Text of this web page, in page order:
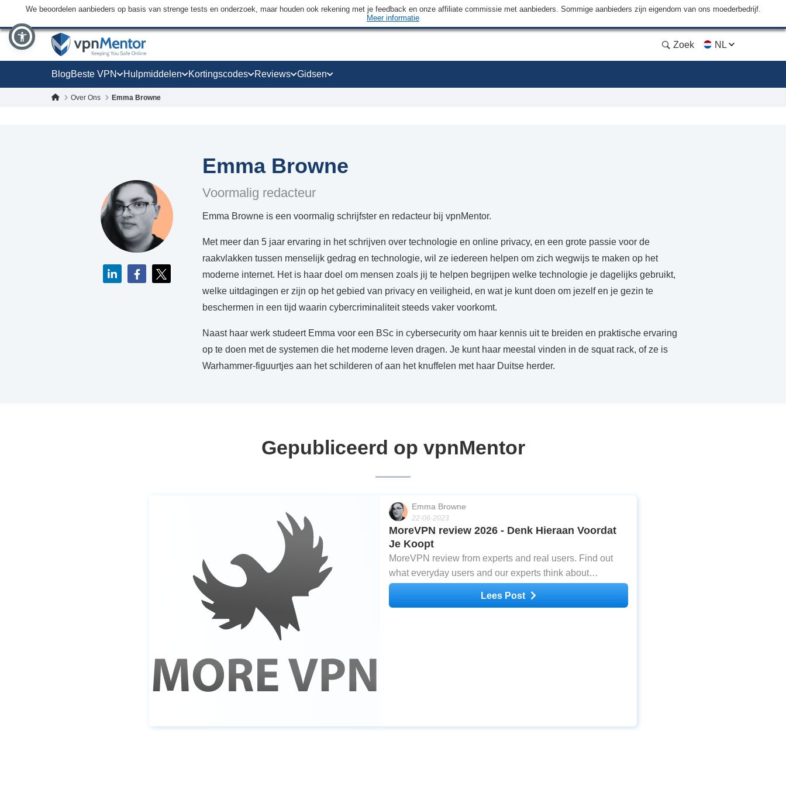
We beoordelen aanbieders op basis van strenge tests en onderzoek, maar houden ook rekening met je feedback en onze affiliate commissie met aanbieders. Sommige aanbieders zijn eigendom van ons moederbedrijf.
Meer informatie
Zoek NL
BlogBeste VPN Hulpmiddelen Kortingscodes Reviews Gidsen
Over Ons Emma Browne
Emma Browne
Voormalig redacteur
Emma Browne is een voormalig schrijfster en redacteur bij vpnMentor.
Met meer dan 5 jaar ervaring in het schrijven over technologie en online privacy, en een grote passie voor de
raakvlakken tussen menselijk gedrag en technologie, wil ze iedereen helpen om zich wegwijs te maken op het
moderne internet. Het is haar doel om mensen zoals jij te helpen begrijpen welke technologie je dagelijks gebruikt,
welke uitdagingen er zijn op het gebied van privacy en veiligheid, en wat je kunt doen om jezelf en je gezin te
beschermen in een tijd waarin cybercriminaliteit steeds vaker voorkomt.
Naast haar werk studeert Emma voor een BSc in cybersecurity om haar kennis uit te breiden en praktische ervaring
op te doen met de systemen die het moderne leven dragen. Je kunt haar meestal vinden in de squat rack, of ze is
Warhammer-figuurtjes aan het schilderen of aan het knuffelen met haar Duitse herder.
Gepubliceerd op vpnMentor
Emma Browne
22-06-2023
MoreVPN review 2026 - Denk Hieraan Voordat
Je Koopt
MoreVPN review from experts and real users. Find out
what everyday users and our experts think about
MoreVPN after testing
Lees Post